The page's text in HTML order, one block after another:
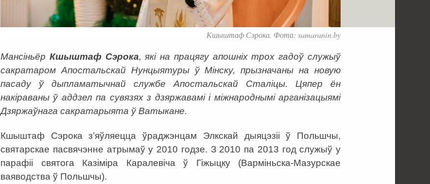
Кшыштаф Сэрока. Фота: samaranin.by
Мансіньёр Кшыштаф Сэрока, які на працягу апошніх трох гадоў служыў
сакратаром Апостальскай Нунцыятуры ў Мінску, прызначаны на новую
пасаду ў дыпламатычнай службе Апостальскай Сталіцы. Цяпер ён
накіраваны ў аддзел па сувязях з дзяржавамі і міжнароднымі арганізацыямі
Дзяржаўнага сакратарыята ў Ватыкане.
Кшыштаф Сэрока з’яўляецца ўраджэнцам Элкскай дыяцэзіі ў Польшчы,
святарскае пасвячэнне атрымаў у 2010 годзе. З 2010 па 2013 год служыў у
парафіі святога Казіміра Каралевіча ў Гіжыцку (Варміньска-Мазурскае
ваяводства ў Польшчы).